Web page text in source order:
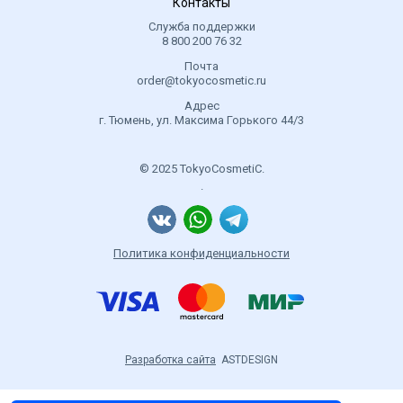
Служба поддержки
8 800 200 76 32
Почта
order@tokyocosmetic.ru
Адрес
г. Тюмень, ул. Максима Горького 44/3
© 2025 TokyoCosmetiC.
.
Политика конфиденциальности
Разработка сайта ASTDESIGN